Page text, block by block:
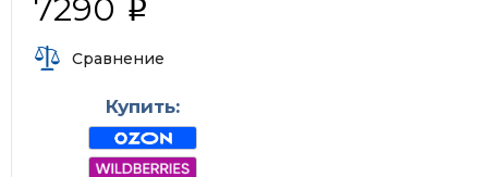
7290 i
Сравнение
Купить: